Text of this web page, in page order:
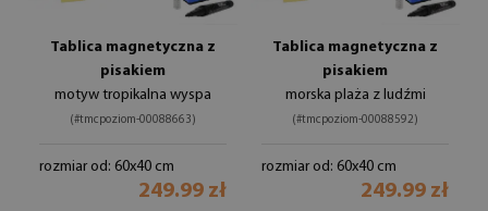
Tablica magnetyczna z
pisakiem
motyw tropikalna wyspa
(#tmcpoziom-00088663)
rozmiar od: 60x40 cm
249.99 zł
Tablica magnetyczna z
pisakiem
morska plaża z ludźmi
(#tmcpoziom-00088592)
rozmiar od: 60x40 cm
249.99 zł